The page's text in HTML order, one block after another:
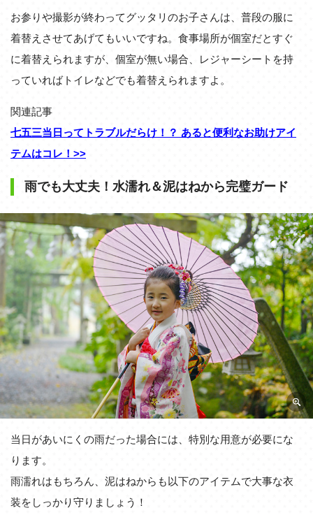
お参りや撮影が終わってグッタリのお子さんは、普段の服に
着替えさせてあげてもいいですね。食事場所が個室だとすぐ
に着替えられますが、個室が無い場合、レジャーシートを持
っていればトイレなどでも着替えられますよ。
関連記事
七五三当日ってトラブルだらけ！？ あると便利なお助けアイ
テムはコレ！>>
雨でも大丈夫！水濡れ＆泥はねから完璧ガード
当日があいにくの雨だった場合には、特別な用意が必要にな
ります。
雨濡れはもちろん、泥はねからも以下のアイテムで大事な衣
装をしっかり守りましょう！